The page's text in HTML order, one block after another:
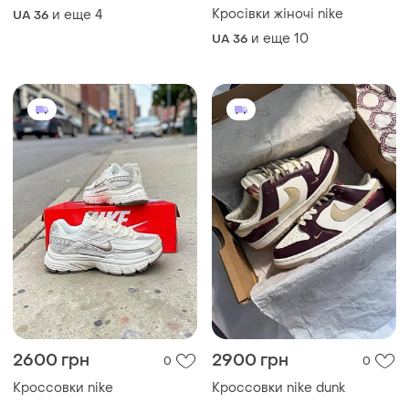
UA 36 и еще 4
Кросівки жіночі nike
UA 36 и еще 10
2600 грн 0
Кроссовки nike
2900 грн 0
Кроссовки nike dunk